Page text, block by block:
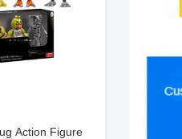
Action Figure